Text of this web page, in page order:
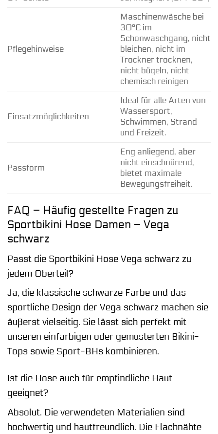
Pflegehinweise
Maschinenwäsche bei
30°C im
Schonwaschgang, nicht
bleichen, nicht im
Trockner trocknen,
nicht bügeln, nicht
chemisch reinigen
Einsatzmöglichkeiten
Ideal für alle Arten von
Wassersport,
Schwimmen, Strand
und Freizeit.
Passform
Eng anliegend, aber
nicht einschnürend,
bietet maximale
Bewegungsfreiheit.
FAQ – Häufig gestellte Fragen zu
Sportbikini Hose Damen – Vega
schwarz
Passt die Sportbikini Hose Vega schwarz zu
jedem Oberteil?
Ja, die klassische schwarze Farbe und das
sportliche Design der Vega schwarz machen sie
äußerst vielseitig. Sie lässt sich perfekt mit
unseren einfarbigen oder gemusterten Bikini-
Tops sowie Sport-BHs kombinieren.
Ist die Hose auch für empfindliche Haut
geeignet?
Absolut. Die verwendeten Materialien sind
hochwertig und hautfreundlich. Die Flachnähte